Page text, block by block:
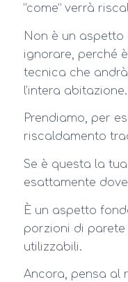
“come” verrà
Non è un
ignorare, perché
tecnica che
l’intera abitazione.
Prendiamo, per
riscaldamento
Se è questa la
esattamente
È un aspetto
porzioni di
utilizzabili.
Ancora, pensa al